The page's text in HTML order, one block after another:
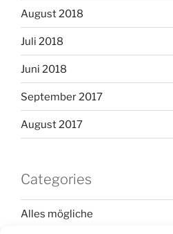
August 2018
Juli 2018
Juni 2018
September 2017
August 2017
Categories
Alles mögliche